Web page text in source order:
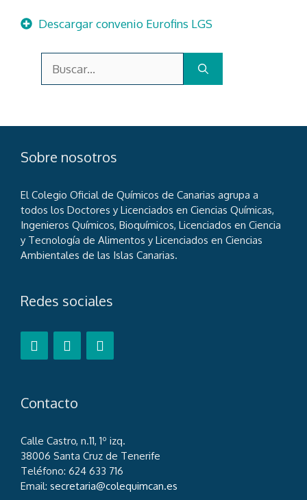
Descargar convenio Eurofins LGS
Sobre nosotros
El Colegio Oficial de Químicos de Canarias agrupa a
todos los Doctores y Licenciados en Ciencias Químicas,
Ingenieros Químicos, Bioquímicos, Licenciados en Ciencia
y Tecnología de Alimentos y Licenciados en Ciencias
Ambientales de las Islas Canarias.
Redes sociales
Contacto
Calle Castro, n.11, 1º izq.
38006 Santa Cruz de Tenerife
Teléfono: 624 633 716
Email: secretaria@colequimcan.es